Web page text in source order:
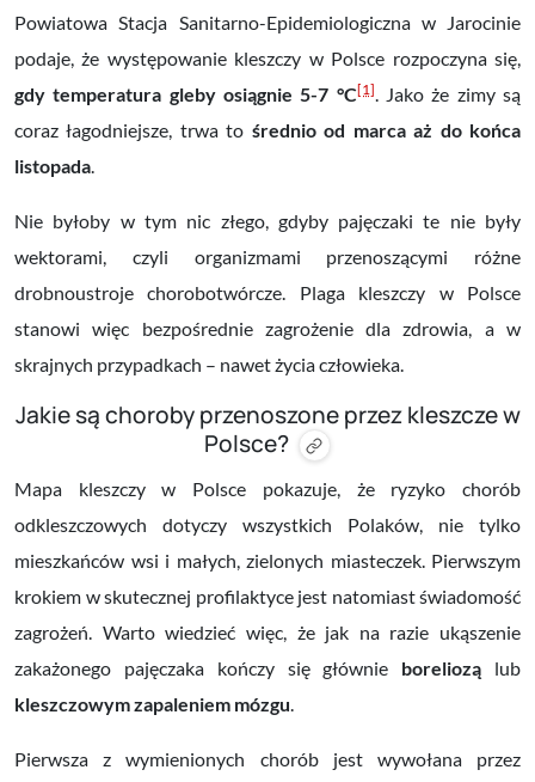
Powiatowa Stacja Sanitarno-Epidemiologiczna w Jarocinie
podaje, że występowanie kleszczy w Polsce rozpoczyna się,
gdy temperatura gleby osiągnie 5-7 °C[1]. Jako że zimy są
coraz łagodniejsze, trwa to średnio od marca aż do końca
listopada.
Nie byłoby w tym nic złego, gdyby pajęczaki te nie były
wektorami, czyli organizmami przenoszącymi różne
drobnoustroje chorobotwórcze. Plaga kleszczy w Polsce
stanowi więc bezpośrednie zagrożenie dla zdrowia, a w
skrajnych przypadkach – nawet życia człowieka.
Jakie są choroby przenoszone przez kleszcze w
Polsce?
Mapa kleszczy w Polsce pokazuje, że ryzyko chorób
odkleszczowych dotyczy wszystkich Polaków, nie tylko
mieszkańców wsi i małych, zielonych miasteczek. Pierwszym
krokiem w skutecznej profilaktyce jest natomiast świadomość
zagrożeń. Warto wiedzieć więc, że jak na razie ukąszenie
zakażonego pajęczaka kończy się głównie boreliozą lub
kleszczowym zapaleniem mózgu.
Pierwsza z wymienionych chorób jest wywołana przez